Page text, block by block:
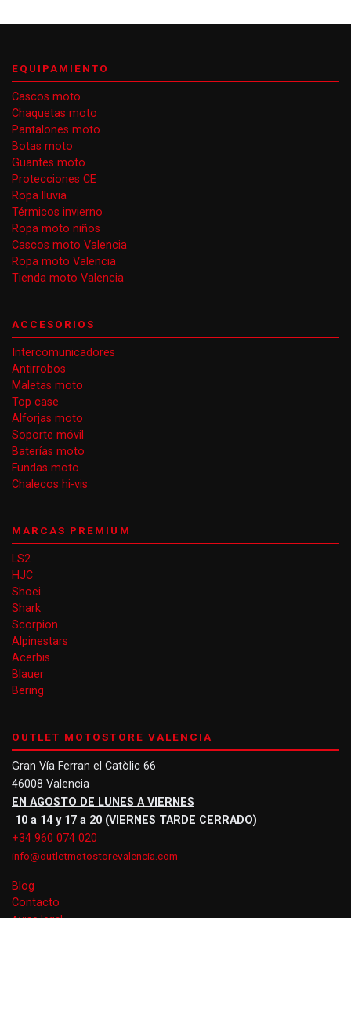
EQUIPAMIENTO
Cascos moto
Chaquetas moto
Pantalones moto
Botas moto
Guantes moto
Protecciones CE
Ropa lluvia
Térmicos invierno
Ropa moto niños
Cascos moto Valencia
Ropa moto Valencia
Tienda moto Valencia
ACCESORIOS
Intercomunicadores
Antirrobos
Maletas moto
Top case
Alforjas moto
Soporte móvil
Baterías moto
Fundas moto
Chalecos hi-vis
MARCAS PREMIUM
LS2
HJC
Shoei
Shark
Scorpion
Alpinestars
Acerbis
Blauer
Bering
OUTLET MOTOSTORE VALENCIA
Gran Vía Ferran el Catòlic 66
46008 Valencia
EN AGOSTO DE LUNES A VIERNES
10 a 14 y 17 a 20 (VIERNES TARDE CERRADO)
+34 960 074 020
info@outletmotostorevalencia.com
Blog
Contacto
Aviso legal